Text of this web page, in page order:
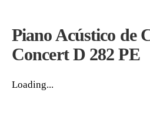
Piano Acústico de
Concert D 282 PE
Loading...